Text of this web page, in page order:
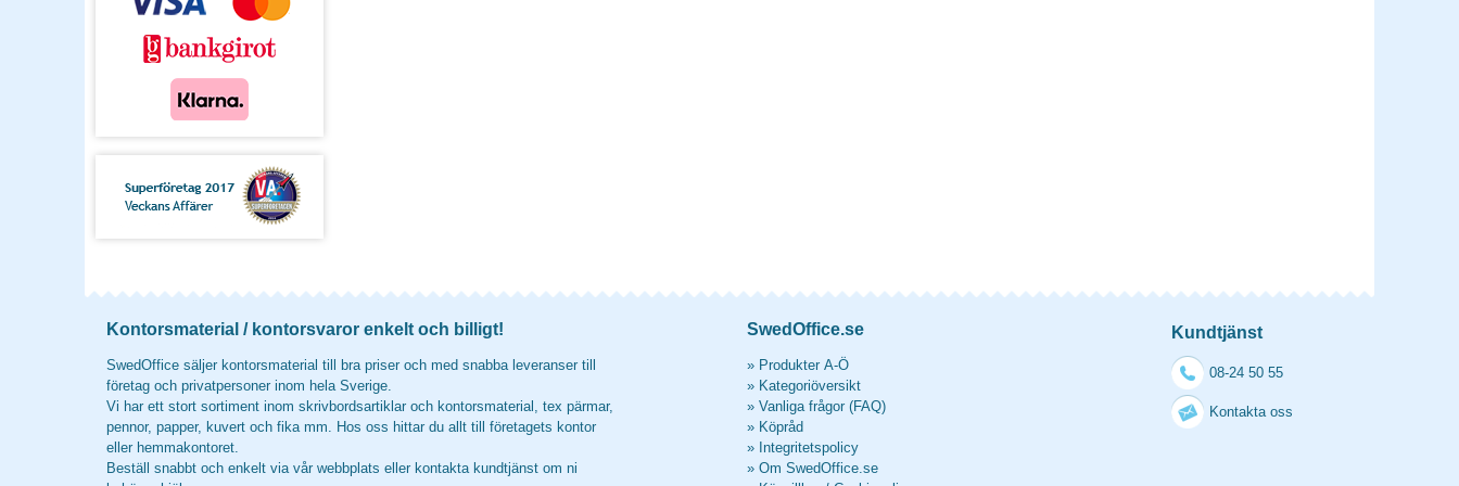
Kontorsmaterial / kontorsvaror enkelt och billigt!
SwedOffice säljer kontorsmaterial till bra priser och med snabba leveranser till
företag och privatpersoner inom hela Sverige.
Vi har ett stort sortiment inom skrivbordsartiklar och kontorsmaterial, tex pärmar,
pennor, papper, kuvert och fika mm. Hos oss hittar du allt till företagets kontor
eller hemmakontoret.
Beställ snabbt och enkelt via vår webbplats eller kontakta kundtjänst om ni
SwedOffice.se
» Produkter A-Ö
» Kategoriöversikt
» Vanliga frågor (FAQ)
» Köpråd
» Integritetspolicy
» Om SwedOffice.se
Kundtjänst
08-24 50 55
Kontakta oss